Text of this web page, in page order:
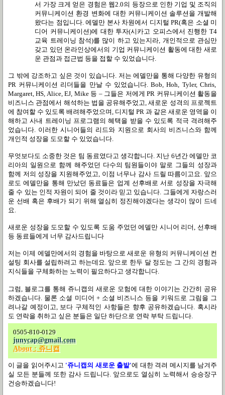
서 가장 크게 얻은 경험은 웹2.0의 등장으로 인한 기업 및 조직의
커뮤니케이션 환경 변화에 대한 커뮤니케이션 솔루션을 개발해
왔다는 점입니다.에델만 본사 차원에서 디지털 PR(혹은 소셜 미
디어 커뮤니케이션)에 대한 투자(시카고 오피스에서 진행한 T4
교육 트레이닝 참석)를 많이 하고 있는지라, 개인적으로 관심만
갖고 있던 온라인상에서의 기업 커뮤니케이션 활동에 대한 새로
운 관점과 접근법 등을 접할 수 있었습니다.
그 밖에 강조하고 싶은 것이 있습니다. 저는 에델만을 통해 다양한 유형의
PR 커뮤니케이션 리더들을 만날 수 있었습니다. Bob, Hoh, Tyler, Chris,
Margaret, HS, Alice, EJ, Mike 등 – 그들은 저에게 PR 커뮤니케이션 활동을
비즈니스 관점에서 해석하는 법을 공유해주었고,새로운 성격의 프로젝트
에 참여할 수 있도록 배려해주었으며, 디지털 PR 과 같은 새로운 영역을 이
해하고 사내 트레이닝 프로그램의 혜택을 받을 수 있도록 적극 격려해주
었습니다. 이러한 시니어들의 리드와 지원으로 회사의 비즈니스와 함께
개인적 성장을 도모할 수 있었습니다.
무엇보다도 소중한 것은 팀 동료였다고 생각합니다. 지난 6년간 에델만 코
리아의 일원으로 함께 해주었던 다수의 팀원들이야 말로 그들의 성장과
함께 저의 성장을 지원해주었고, 이점 너무나 감사 드릴 따름이고요. 앞으
로도 에델만을 통해 만났던 동료들은 업계 선후배로 서로 성장을 자극해
줄 수 있는 인적 자원이 되어 줄 것이라 믿고 있습니다. 그들에게 자랑스러
운 선배 혹은 후배가 되기 위해 열심히 정진해야겠다는 생각이 많이 드네
요.
새로운 성장을 도모할 수 있도록 도움 주었던 에델만 시니어 리더,선후배
등 동료들에게 너무 감사드립니다
저는 이제 에델만에서의 경험을 바탕으로 새로운 유형의 커뮤니케이션 컨
설팅 회사를 설립하려고 하는데요. 앞으로 한두 달 정도는 그 간의 경험과
지식들을 구체화하는 노력이 필요하다고 생각합니다.
그럼, 블로그를 통해 쥬니캡의 새로운 모험에 대한 이야기는 간간히 공유
하겠습니다. 물론 소셜 미디어 + 소셜 비즈니스 등을 키워드로 그림을 그
려나갈 예정이고, 보다 구체적인 사항들은 향후 공유하겠습니다. 혹시라
도 연락을 취하고 싶은 분들은 일단 하단으로 연락 부탁 드립니다.
0505-810-0129
junycap@gmail.com
About : 쥬니캡
이 글을 읽어주시고 '쥬니캡의 새로운 출발'에 대한 격려 메시지를 남겨주
실 모든 분들께 또한 감사 드립니다. 앞으로도 열심히 노력해서 승승장구
건승하겠습니다!